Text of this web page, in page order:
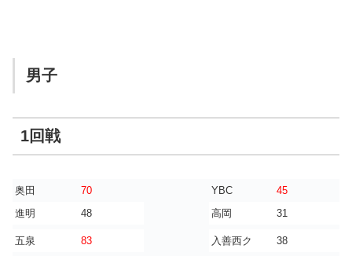
男子
1回戦
奥田 70 YBC
45
進明
48 高岡 31
五泉 83 入善西ク
38